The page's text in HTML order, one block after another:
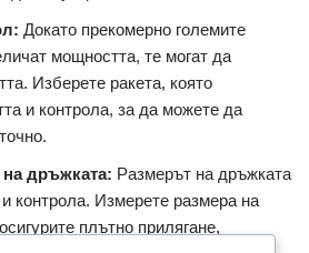
Докато прекомерно големите
мощността, те могат да
Изберете ракета, която
и контрола, за да можете да
дръжката: Размерът на дръжката
контрола. Измерете размера на
плътно прилягане,